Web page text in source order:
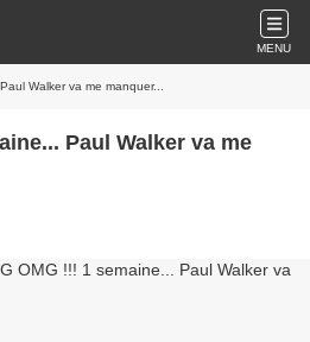
MENU
Walker va me manquer...
Paul Walker va me